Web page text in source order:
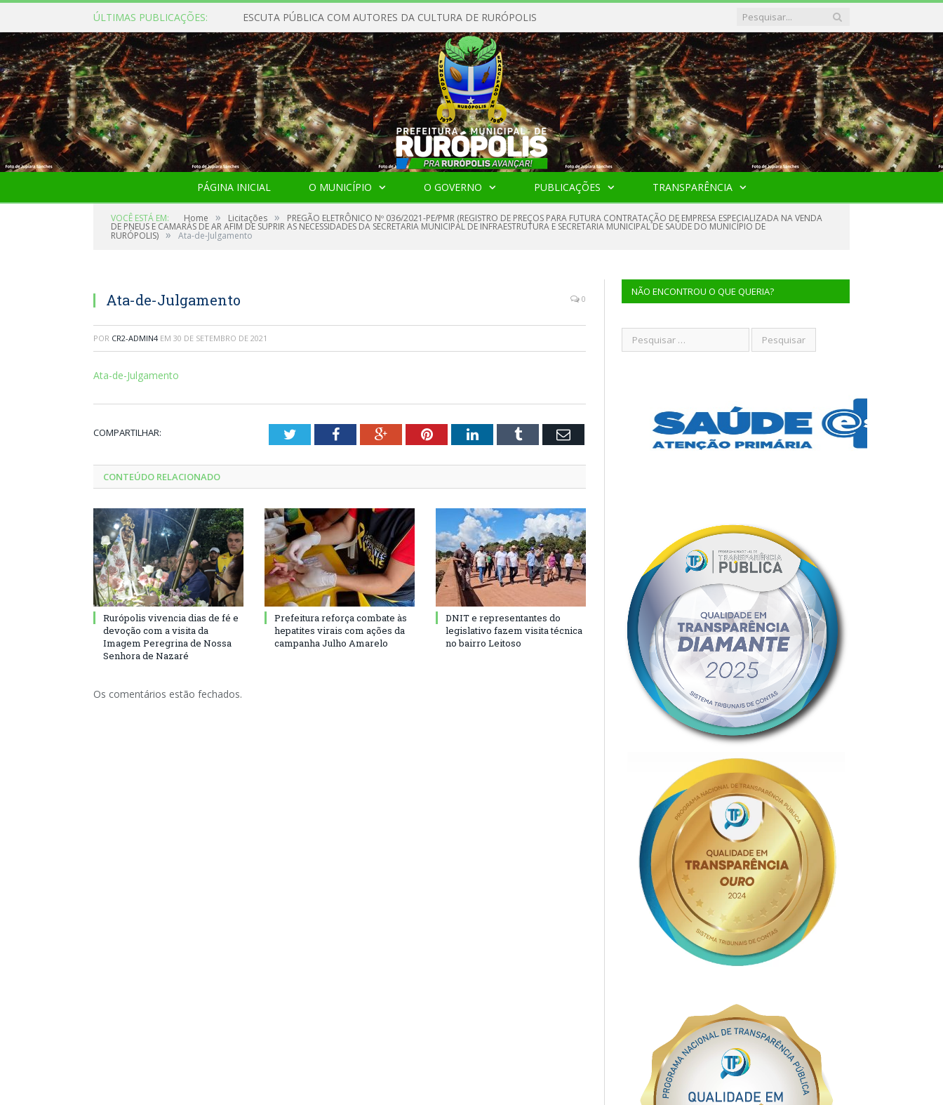
ÚLTIMAS PUBLICAÇÕES: ESCUTA PÚBLICA COM AUTORES DA CULTURA DE RURÓPOLIS
PÁGINA INICIAL O MUNICÍPIO O GOVERNO PUBLICAÇÕES TRANSPARÊNCIA
VOCÊ ESTÁ EM: Home » Licitações » PREGÃO ELETRÔNICO Nº 036/2021-PE/PMR (REGISTRO DE PREÇOS PARA FUTURA CONTRATAÇÃO DE EMPRESA ESPECIALIZADA NA VENDA
DE PNEUS E CAMARÁS DE AR AFIM DE SUPRIR AS NECESSIDADES DA SECRETARIA MUNICIPAL DE INFRAESTRUTURA E SECRETARIA MUNICIPAL DE SAÚDE DO MUNICÍPIO DE
RURÓPOLIS) » Ata-de-Julgamento
Ata-de-Julgamento 0
POR CR2-ADMIN4 EM 30 DE SETEMBRO DE 2021
Ata-de-Julgamento
COMPARTILHAR: TwitterFacebookGoogle+PinterestLinkedInTumblr Email
CONTEÚDO RELACIONADO
Rurópolis vivencia dias de fé e
devoção com a visita da
Imagem Peregrina de Nossa
Senhora de Nazaré
Prefeitura reforça combate às
hepatites virais com ações da
campanha Julho Amarelo
DNIT e representantes do
legislativo fazem visita técnica
no bairro Leitoso
Os comentários estão fechados.
NÃO ENCONTROU O QUE QUERIA?